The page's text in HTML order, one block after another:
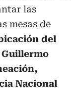
las
mesas de
del
Guillermo
Nacional